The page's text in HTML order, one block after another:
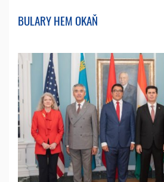
BULARY HEM OKAŇ